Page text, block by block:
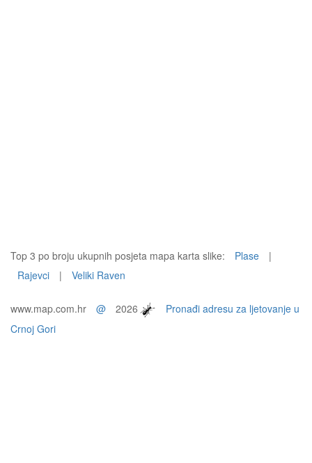
Top 3 po broju ukupnih posjeta mapa karta slike: Plase
|
Rajevci
| Veliki Raven
www.map.com.hr @ 2026
Pronađi adresu za ljetovanje u
Crnoj Gori